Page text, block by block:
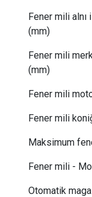
Fener mili alnı
(mm)
Fener mili
(mm)
Fener mili
Fener mili
Maksimum
Fener mili -
Otomatik